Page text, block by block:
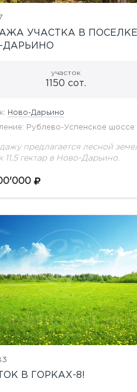
УЧАСТКА В ПОСЕЛКЕ
ДАРЬИНО
участок
1150 сот.
Ново-Дарьино
Рублево-Успенское шоссе
предлагается лесной
11,5 гектар в Ново-Дарьино.
В ГОРКАХ-8!
показать ещё 9